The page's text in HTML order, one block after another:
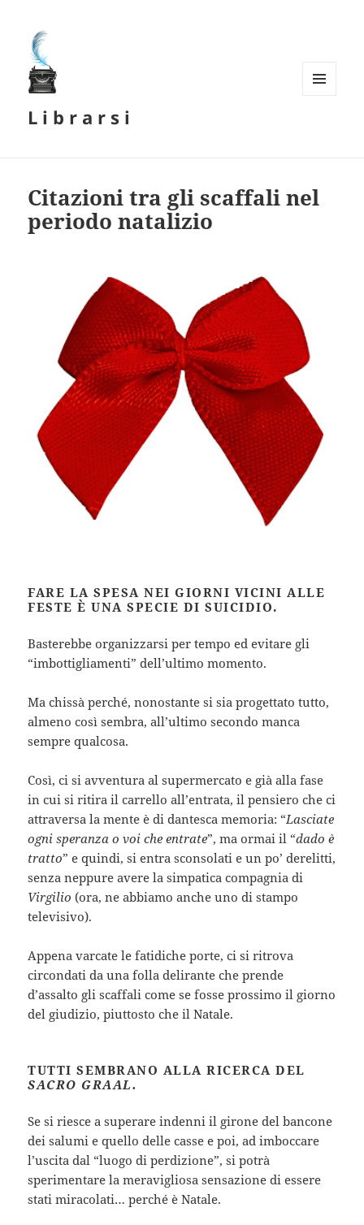
L i b r a r s i
Citazioni tra gli scaffali nel
periodo natalizio
FARE LA SPESA NEI GIORNI VICINI ALLE
FESTE È UNA SPECIE DI SUICIDIO.
Basterebbe organizzarsi per tempo ed evitare gli
“imbottigliamenti” dell’ultimo momento.
Ma chissà perché, nonostante si sia progettato tutto,
almeno così sembra, all’ultimo secondo manca
sempre qualcosa.
Così, ci si avventura al supermercato e già alla fase
in cui si ritira il carrello all’entrata, il pensiero che ci
attraversa la mente è di dantesca memoria: “Lasciate
ogni speranza o voi che entrate”, ma ormai il “dado è
tratto” e quindi, si entra sconsolati e un po’ derelitti,
senza neppure avere la simpatica compagnia di
Virgilio (ora, ne abbiamo anche uno di stampo
televisivo).
Appena varcate le fatidiche porte, ci si ritrova
circondati da una folla delirante che prende
d’assalto gli scaffali come se fosse prossimo il giorno
del giudizio, piuttosto che il Natale.
TUTTI SEMBRANO ALLA RICERCA DEL
SACRO GRAAL.
Se si riesce a superare indenni il girone del bancone
dei salumi e quello delle casse e poi, ad imboccare
l’uscita dal “luogo di perdizione”, si potrà
sperimentare la meravigliosa sensazione di essere
stati miracolati… perché è Natale.